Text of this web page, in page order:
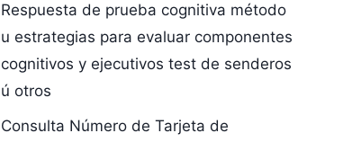
Respuesta de prueba cognitiva método
u estrategias para evaluar componentes
cognitivos y ejecutivos test de senderos
ú otros
Consulta Número de Tarjeta de